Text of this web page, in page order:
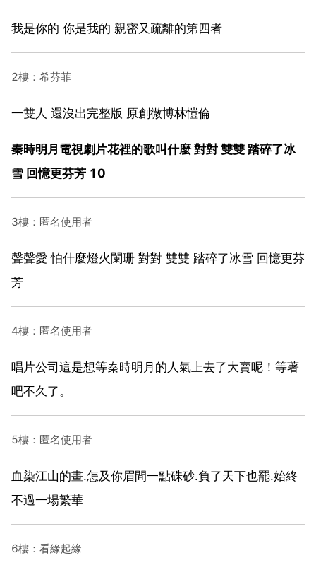
我是你的 你是我的 親密又疏離的第四者
2樓：希芬菲
一雙人 還沒出完整版 原創微博林愷倫
秦時明月電視劇片花裡的歌叫什麼 對對 雙雙 踏碎了冰
雪 回憶更芬芳 10
3樓：匿名使用者
聲聲愛 怕什麼燈火闌珊 對對 雙雙 踏碎了冰雪 回憶更芬
芳
4樓：匿名使用者
唱片公司這是想等秦時明月的人氣上去了大賣呢！等著
吧不久了。
5樓：匿名使用者
血染江山的畫.怎及你眉間一點硃砂.負了天下也罷.始終
不過一場繁華
6樓：看緣起緣